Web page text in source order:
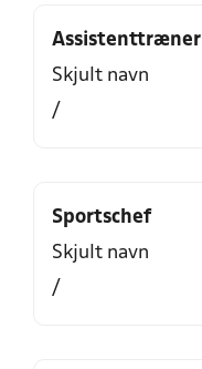
Assistenttræner
Skjult navn
/
Sportschef
Skjult navn
/